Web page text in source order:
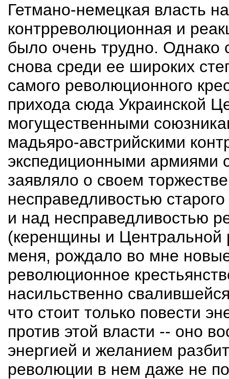
Гетмано-немецкая власть
контрреволюционная и
было очень трудно. Однако
снова среди ее широких
самого революционного
прихода сюда Украинской
могущественными
мадьяро-австрийскими
экспедиционными армиями
заявляло о своем
несправедливостью
и над несправедливостью
(керенщины и Центральной
меня, рождало во мне
революционное
насильственно
что стоит только повести
против этой власти -- оно
энергией и желанием
революции в нем даже не